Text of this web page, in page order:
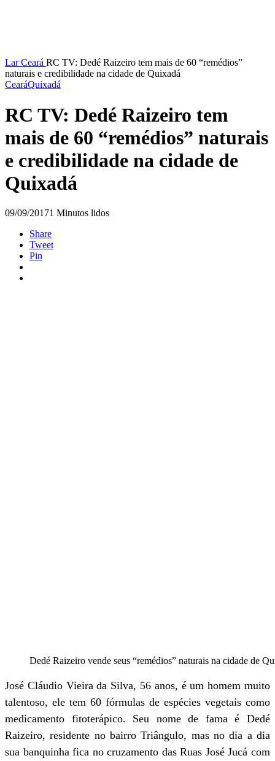
LarCeará RC TV: Dedé Raizeiro tem mais de 60 “remédios”
naturais e credibilidade na cidade de Quixadá
CearáQuixadá
RC TV: Dedé Raizeiro tem
mais de 60 “remédios” naturais
e credibilidade na cidade de
Quixadá
09/09/20171 Minutos lidos
Share
Tweet
Pin
Dedé Raizeiro vende seus “remédios” naturais na cidade de
José Cláudio Vieira da Silva, 56 anos, é um homem muito
talentoso, ele tem 60 fórmulas de espécies vegetais como
medicamento fitoterápico. Seu nome de fama é Dedé
Raizeiro, residente no bairro Triângulo, mas no dia a dia
sua banquinha fica no cruzamento das Ruas José Jucá com